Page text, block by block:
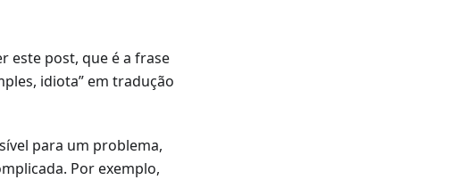
este post, que é a frase
idiota” em tradução
para um problema,
Por exemplo,